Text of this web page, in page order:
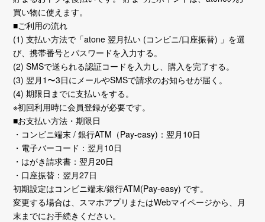
買い物に使えます。
■ご利用の流れ
(1) 支払い方法で「atone 翌月払い (コンビニ/口座振替) 」を選
び、携帯番号とパスワードを入力する。
(2) SMSで送られる認証コードを入力し、購入を完了する。
(3) 翌月1〜3日にメールやSMSで請求のお知らせが届く。
(4) 期限日までに支払いをする。
※初回利用時に会員登録が必要です。
■お支払い方法・期限日
・コンビニ端末 / 銀行ATM（Pay-easy)：翌月10日
・電子バーコード：翌月10日
・はがき請求書：翌月20日
・口座振替：翌月27日
初期設定はコンビニ端末/銀行ATM(Pay-easy) です。
変更する場合は、スマホアプリまたはWebマイページから、月
末までにお手続きください。